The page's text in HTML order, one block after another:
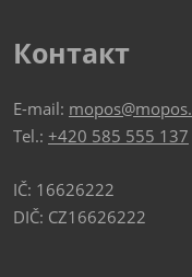
Контакт
E-mail:
Tel.: +420 585 555 137
IČ: 16626222
DIČ: CZ16626222